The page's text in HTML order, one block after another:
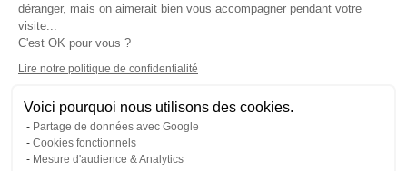
déranger, mais on aimerait bien vous accompagner pendant votre
visite...
C'est OK pour vous ?
Lire notre politique de confidentialité
Voici pourquoi nous utilisons des cookies.
Partage de données avec Google
Cookies fonctionnels
Mesure d'audience & Analytics